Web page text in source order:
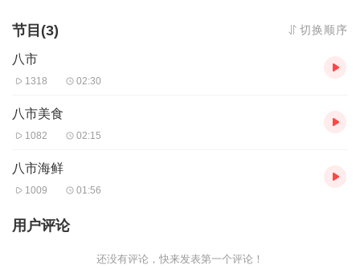
标，它承载着无数的“厦门记忆”，在众多本土老饕心目中也是追逐美
食的不二之选啊！“八市”其实是对第八菜市场的简称。位于鼓浪屿对
面，在厦门老城区里，从上世纪二三十年代起，这里便是厦门“最新
鲜最便宜”的海鲜集散地。八市隐身在厦门传统的纵横交错的小巷
不窄的街道两旁连绵着三四层高的骑楼，外墙的色彩早已被风雨所
催老，露出古朴怀旧的质感。卖海鲜、蔬菜、水果、小百货和各色
小吃的摊贩，满满当当地排列在狭窄的街面上和骑楼下。这里最出
名的当数海鲜。厦门八市这里离第一码头很近，出海捕捞的渔船就
近靠岸，海鲜第一时间上岸入市，新鲜、齐全成了这个菜市场最大
的卖点，不少酒楼酒店都到这里采购。 厦门八市这里路旁有赖厝埕
枝，炸甜盒、发糕、红龟 、胡老三红豆馅饼，还卖配稀饭的腌泥
厦门八市这里，叫卖声、剁肉声、阿公阿嬷用闽南语和小贩讨价还
节目(3) 切换顺序
八市
1318 02:30
八市美食
1082 02:15
八市海鲜
1009 01:56
用户评论
还没有评论，快来发表第一个评论！